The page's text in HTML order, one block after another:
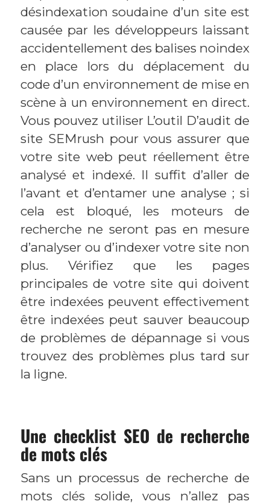
désindexation soudaine d’un site est
causée par les développeurs laissant
accidentellement des balises noindex
en place lors du déplacement du
code d’un environnement de mise en
scène à un environnement en direct.
Vous pouvez utiliser L’outil D’audit de
site SEMrush pour vous assurer que
votre site web peut réellement être
analysé et indexé. Il suffit d’aller de
l’avant et d’entamer une analyse ; si
cela est bloqué, les moteurs de
recherche ne seront pas en mesure
d’analyser ou d’indexer votre site non
plus. Vérifiez que les pages
principales de votre site qui doivent
être indexées peuvent effectivement
être indexées peut sauver beaucoup
de problèmes de dépannage si vous
trouvez des problèmes plus tard sur
la ligne.
Une checklist SEO de recherche
de mots clés
Sans un processus de recherche de
mots clés solide, vous n’allez pas